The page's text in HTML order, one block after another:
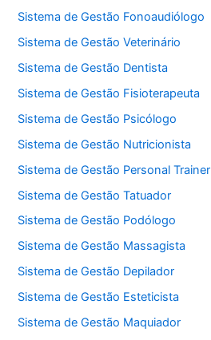
Sistema de Gestão Fonoaudiólogo
Sistema de Gestão Veterinário
Sistema de Gestão Dentista
Sistema de Gestão Fisioterapeuta
Sistema de Gestão Psicólogo
Sistema de Gestão Nutricionista
Sistema de Gestão Personal Trainer
Sistema de Gestão Tatuador
Sistema de Gestão Podólogo
Sistema de Gestão Massagista
Sistema de Gestão Depilador
Sistema de Gestão Esteticista
Sistema de Gestão Maquiador